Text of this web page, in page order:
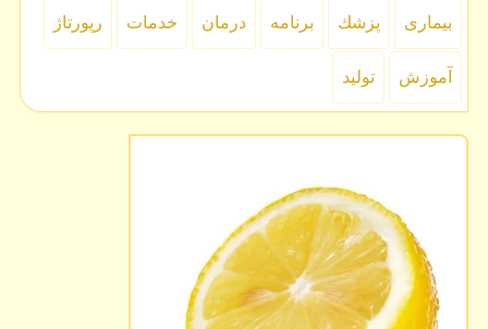
بیماری پزشك برنامه درمان خدمات رپورتاژ
آموزش تولید